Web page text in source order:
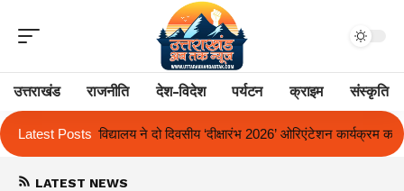
उत्तराखंड राजनीति देश-विदेश पर्यटन क्राइम संस्कृति
Latest Posts
‘दीक्षारंभ 2026’ ओरिएंटेशन कार्यक्रम का किया आयोजन एक साल से लंबित
LATEST NEWS